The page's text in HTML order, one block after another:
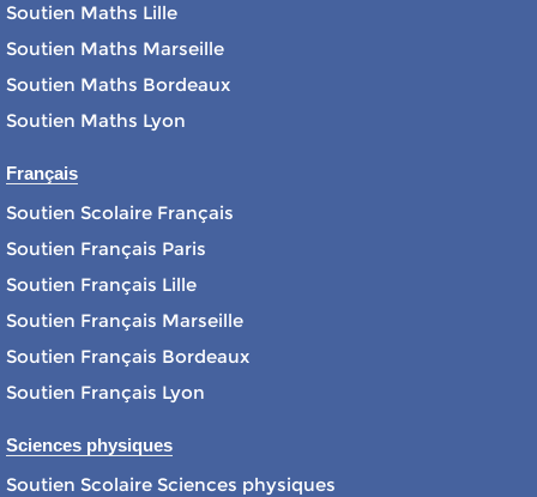
Soutien Maths Lille
Soutien Maths Marseille
Soutien Maths Bordeaux
Soutien Maths Lyon
Français
Soutien Scolaire Français
Soutien Français Paris
Soutien Français Lille
Soutien Français Marseille
Soutien Français Bordeaux
Soutien Français Lyon
Sciences physiques
Soutien Scolaire Sciences physiques